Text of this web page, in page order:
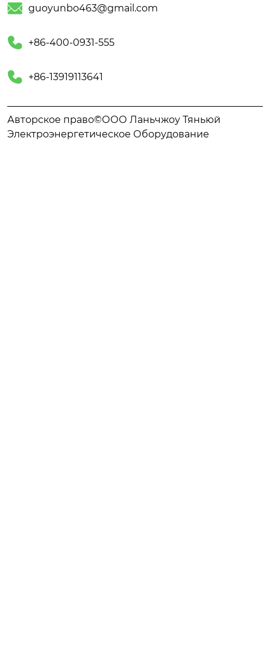
 guoyunbo463@gmail.com
 +86-400-0931-555
 +86-13919113641
Авторское право©ООО Ланьчжоу Тяньюй
Электроэнергетическое Оборудование